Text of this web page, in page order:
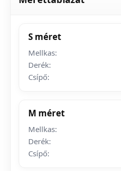
S méret
Mellkas:
Derék:
Csípő:
M méret
Mellkas:
Derék:
Csípő: